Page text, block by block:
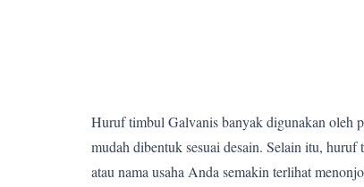
Huruf timbul Galvanis banyak digunakan oleh
mudah dibentuk sesuai desain. Selain itu,
atau nama usaha Anda semakin terlihat